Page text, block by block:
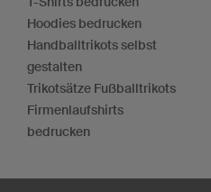
Hoodies bedrucken
Handballtrikots selbst
gestalten
Trikotsätze Fußballtrikots
Firmenlaufshirts
bedrucken